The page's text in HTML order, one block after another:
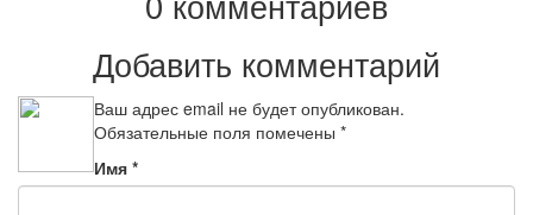
0 комментариев
Добавить комментарий
Ваш адрес email не будет опубликован.
Обязательные поля помечены *
Имя *